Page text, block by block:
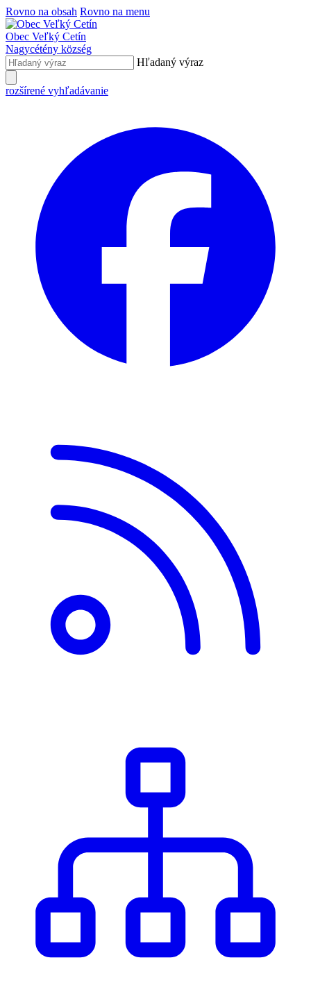
Rovno na obsah Rovno na menu
Obec Veľký Cetín
Nagycétény község
Hľadaný výraz
rozšírené vyhľadávanie